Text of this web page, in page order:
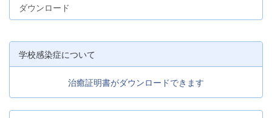
ダウンロード
学校感染症について
治癒証明書がダウンロードできます